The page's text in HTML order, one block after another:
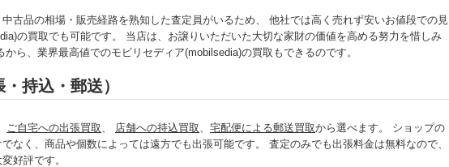
古品の相場・販売経路を熟知した査定員がいるため、 他社では高く売れず安いお値段での見
の買取でも可能です。 当店は、お譲りいただいた大切な家財の価値を高める努力を惜しみ
ら、業界最高値でのモビリセディア(mobilsedia)の買取もできるのです。
持込・郵送）
ご自宅への出張買取 、 店舗への持込買取 、 宅配便による郵送買取から選べます。 ショップの
なく、商品や個数によっては遠方でも出張可能です。 査定のみでも出張料金は無料なので、
好評です。